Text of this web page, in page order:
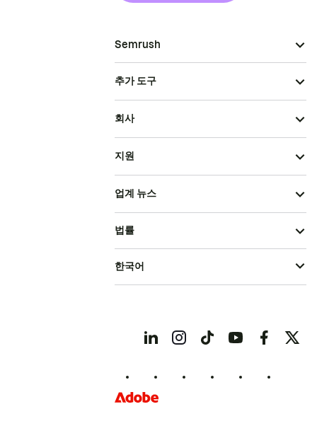
Semrush
추가 도구
회사
지원
업계 뉴스
법률
한국어